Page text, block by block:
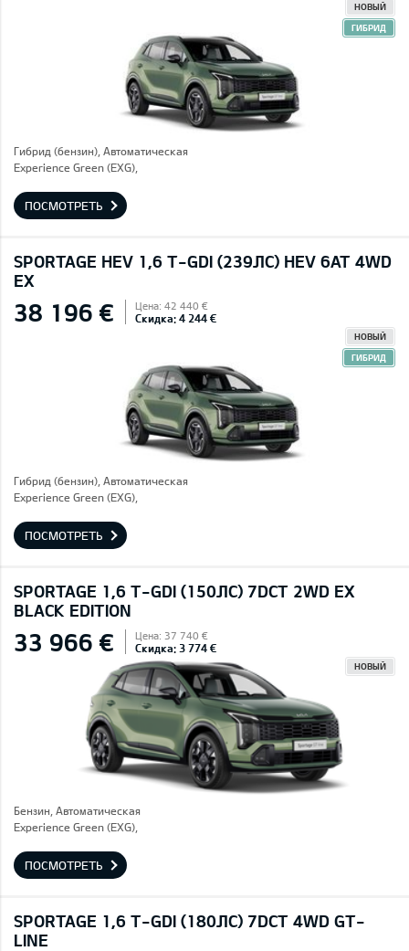
НОВЫЙ
ГИБРИД
Гибрид (бензин), Автоматическая
Experience Green (EXG),
ПОСМОТРЕТЬ
SPORTAGE HEV 1,6 T-GDI (239ЛС) HEV 6AT 4WD
EX
38 196 € Цена: 42 440 €
Скидка: 4 244 €
НОВЫЙ
ГИБРИД
Гибрид (бензин), Автоматическая
Experience Green (EXG),
ПОСМОТРЕТЬ
SPORTAGE 1,6 T-GDI (150ЛС) 7DCT 2WD EX
BLACK EDITION
33 966 € Цена: 37 740 €
Скидка: 3 774 €
НОВЫЙ
Бензин, Автоматическая
Experience Green (EXG),
ПОСМОТРЕТЬ
SPORTAGE 1,6 T-GDI (180ЛС) 7DCT 4WD GT-
LINE